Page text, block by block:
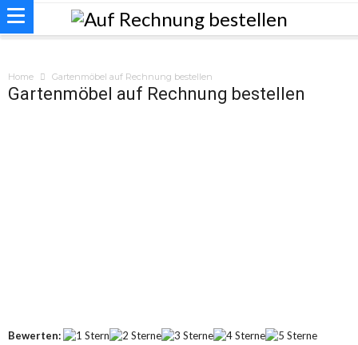
Home Gartenmöbel auf Rechnung bestellen
Gartenmöbel auf Rechnung bestellen
Bewerten: